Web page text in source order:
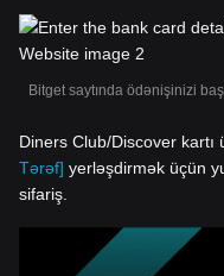
Bitget saytında ödənişinizi
Diners Club/Discover kartı
Tərəf] yerləşdirmək üçün
sifariş.